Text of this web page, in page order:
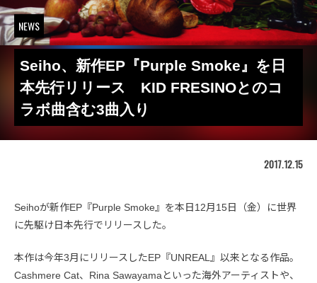
NEWS
Seiho、新作EP『Purple Smoke』を日
本先行リリース KID FRESINOとのコ
ラボ曲含む3曲入り
2017.12.15
Seihoが新作EP『Purple Smoke』を本日12月15日（金）に世界
に先駆け日本先行でリリースした。
本作は今年3月にリリースしたEP『UNREAL』以来となる作品。
Cashmere Cat、Rina Sawayamaといった海外アーティストや、